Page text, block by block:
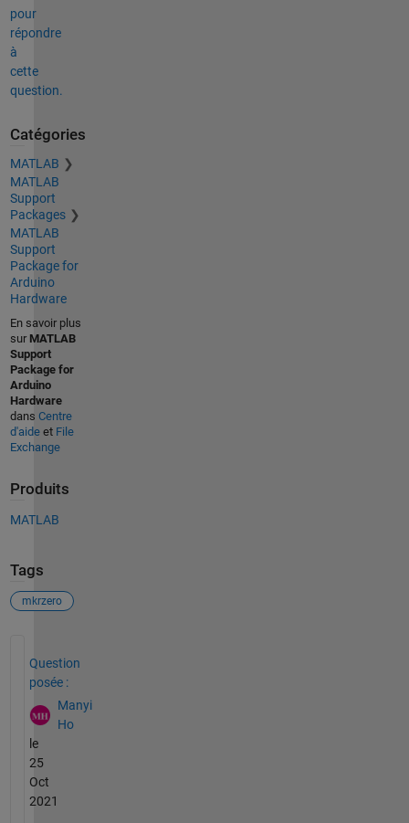
pour
répondre
à
cette
question.
Catégories
MATLAB
MATLAB
Support
Packages
MATLAB
Support
Package for
Arduino
Hardware
En savoir plus
sur MATLAB
Support
Package for
Arduino
Hardware
dans Centre
d'aideet File
Exchange
Produits
MATLAB
Tags
mkrzero
Question
posée :
Manyi
Ho
le
25
Oct
2021